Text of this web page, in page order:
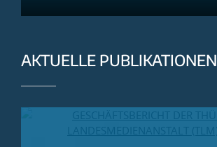
AKTUELLE PUBLIKATIONEN